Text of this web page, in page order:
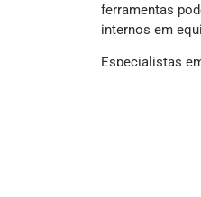
ferramentas
internos em
Especialistas